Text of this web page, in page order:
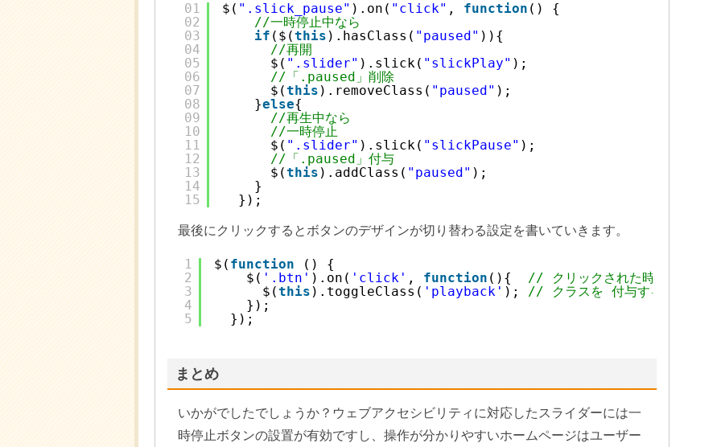
01
02
03
04
05
06
07
08
09
10
11
12
13
14
15
$( ".slick_pause" ).on( "click" , function () {
//一時停止中なら
if ($(this ).hasClass( "paused" )){
//再開
$( ".slider" ).slick( "slickPlay" );
//「.paused」削除
$(this ).removeClass( "paused" );
}else{
//再生中なら
//一時停止
$( ".slider" ).slick( "slickPause" );
//「.paused」付与
$(this ).addClass( "paused" );
}
});
最後にクリックするとボタンのデザインが切り替わる設定を書いていきます。
1
2
3
4
5
$( function
() {
$( '.btn' ).on( 'click' , function (){
// クリックされた時
$(this ).toggleClass( 'playback' );
// クラスを 付与する or 外す
});
});
まとめ
いかがでしたでしょうか？ウェブアクセシビリティに対応したスライダーには一
時停止ボタンの設置が有効ですし、操作が分かりやすいホームページはユーザー